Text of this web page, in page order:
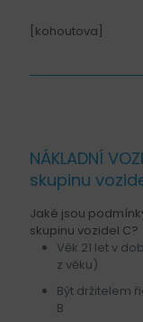
[kohoutova]
NÁKLADNÍ
skupinu
Jaké jsou
skupinu vozidel C?
Věk 21 let v
z věku)
Být držitelem
B